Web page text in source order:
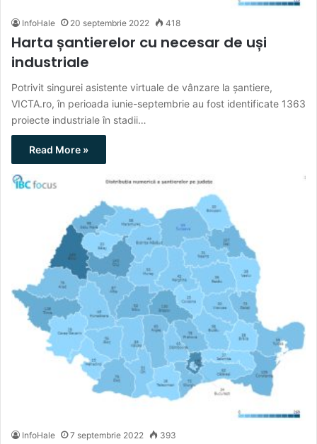
InfoHale 20 septembrie 2022 418
Harta șantierelor cu necesar de uși
industriale
Potrivit singurei asistente virtuale de vânzare la șantiere,
VICTA.ro, în perioada iunie-septembrie au fost identificate 1363
proiecte industriale în stadii…
Read More »
InfoHale 7 septembrie 2022 393